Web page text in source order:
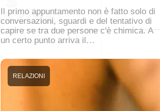
Il primo appuntamento non è fatto solo di
conversazioni, sguardi e del tentativo di
capire se tra due persone c'è chimica. A
un certo punto arriva il…
RELAZIONI